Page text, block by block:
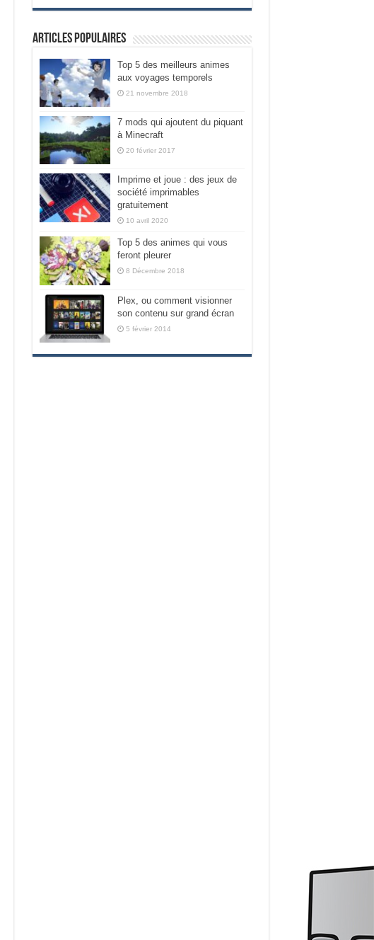
Articles populaires
Top 5 des meilleurs animes
aux voyages temporels
21 novembre 2018
7 mods qui ajoutent du piquant
à Minecraft
20 février 2017
Imprime et joue : des jeux de
société imprimables
gratuitement
10 avril 2020
Top 5 des animes qui vous
feront pleurer
8 Décembre 2018
Plex, ou comment visionner
son contenu sur grand écran
5 février 2014